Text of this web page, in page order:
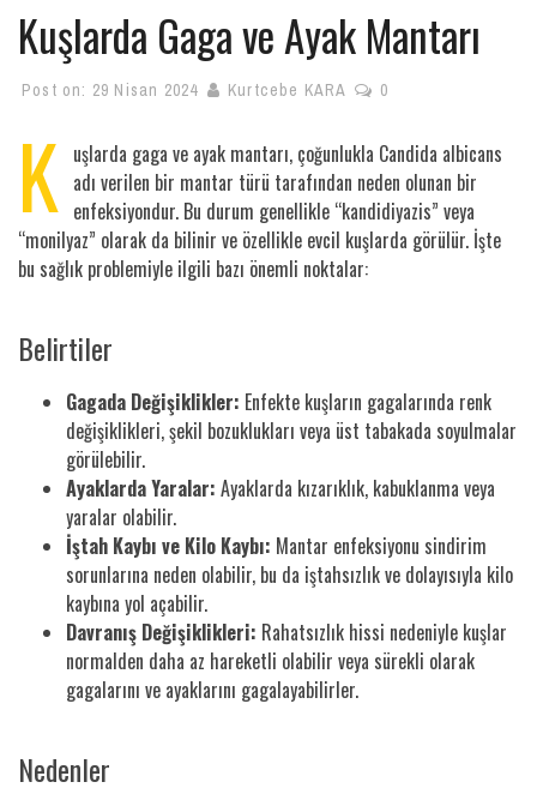
Kuşlarda Gaga ve Ayak Mantarı
Post on: 29 Nisan 2024 Kurtcebe KARA 0
K uşlarda gaga ve ayak mantarı, çoğunlukla Candida albicans
adı verilen bir mantar türü tarafından neden olunan bir
enfeksiyondur. Bu durum genellikle “kandidiyazis” veya
“monilyaz” olarak da bilinir ve özellikle evcil kuşlarda görülür. İşte
bu sağlık problemiyle ilgili bazı önemli noktalar:
Belirtiler
Gagada Değişiklikler: Enfekte kuşların gagalarında renk
değişiklikleri, şekil bozuklukları veya üst tabakada soyulmalar
görülebilir.
Ayaklarda Yaralar: Ayaklarda kızarıklık, kabuklanma veya
yaralar olabilir.
İştah Kaybı ve Kilo Kaybı: Mantar enfeksiyonu sindirim
sorunlarına neden olabilir, bu da iştahsızlık ve dolayısıyla kilo
kaybına yol açabilir.
Davranış Değişiklikleri: Rahatsızlık hissi nedeniyle kuşlar
normalden daha az hareketli olabilir veya sürekli olarak
gagalarını ve ayaklarını gagalayabilirler.
Nedenler